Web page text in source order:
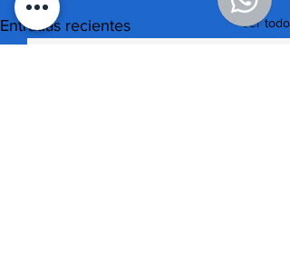
Entradas recientes Ver todo